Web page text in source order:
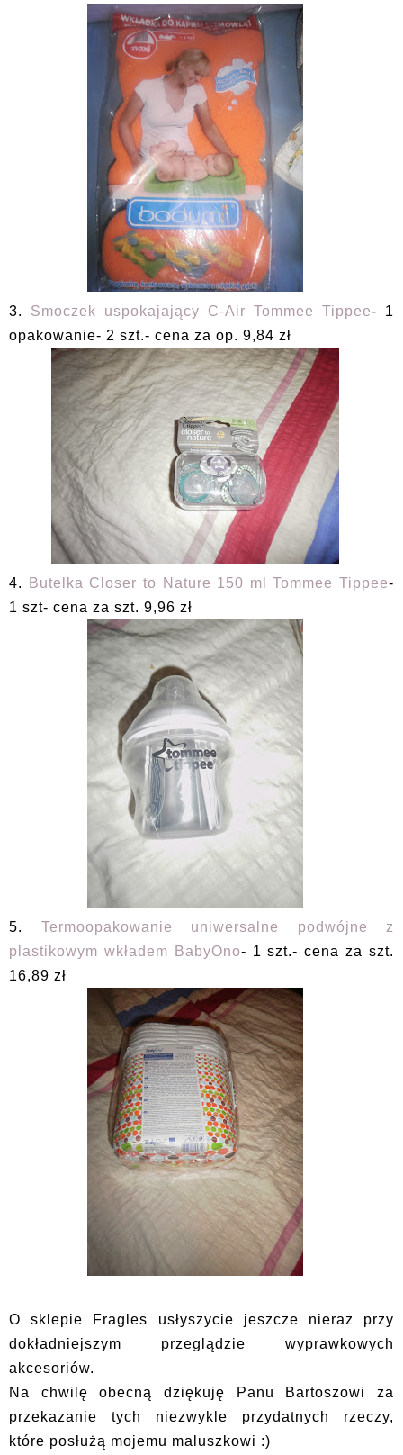
3. Smoczek uspokajający C-Air Tommee Tippee- 1
opakowanie- 2 szt.- cena za op. 9,84 zł
4. Butelka Closer to Nature 150 ml Tommee Tippee-
1 szt- cena za szt. 9,96 zł
5. Termoopakowanie uniwersalne podwójne z
plastikowym wkładem BabyOno- 1 szt.- cena za szt.
16,89 zł
O sklepie Fragles usłyszycie jeszcze nieraz przy
dokładniejszym przeglądzie wyprawkowych
akcesoriów.
Na chwilę obecną dziękuję Panu Bartoszowi za
przekazanie tych niezwykle przydatnych rzeczy,
które posłużą mojemu maluszkowi :)